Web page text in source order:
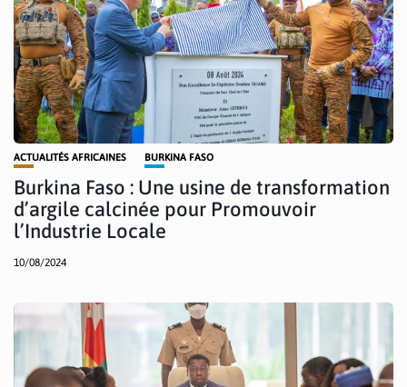
ACTUALITÉS AFRICAINES BURKINA FASO
Burkina Faso : Une usine de transformation
d’argile calcinée pour Promouvoir
l’Industrie Locale
10/08/2024